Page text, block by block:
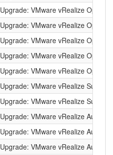
Upgrade: VMware vRealize
Upgrade: VMware vRealize
Upgrade: VMware vRealize
Upgrade: VMware vRealize
Upgrade: VMware vRealize
Upgrade: VMware vRealize Suite
Upgrade: VMware vRealize Suite
Upgrade: VMware vRealize
Upgrade: VMware vRealize
Upgrade: VMware vRealize